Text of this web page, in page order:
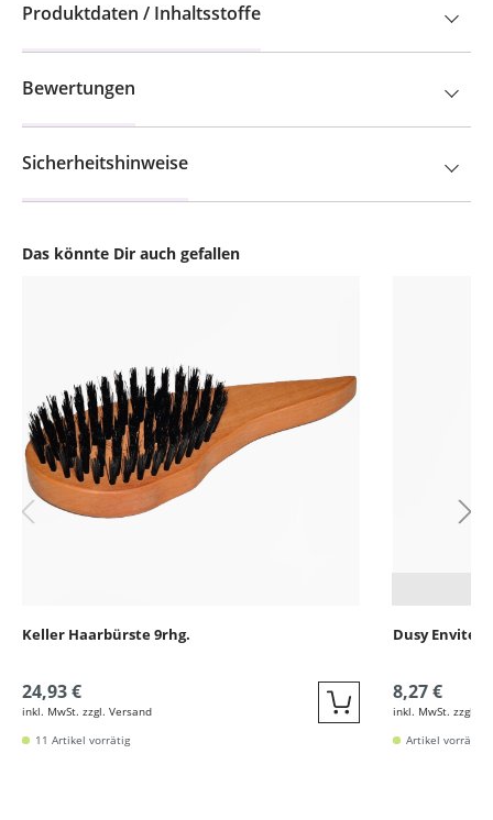
Das könnte Dir auch gefallen
Keller Haarbürste 9rhg.
24,93 €
inkl. MwSt. zzgl. Versand Quickbuy
11 Artikel vorrätig
Dusy Envite
8,27 €
inkl. MwSt. zzgl.
Artikel vorrätig
Produktdaten / Inhaltsstoffe
Bewertungen
Sicherheitshinweise